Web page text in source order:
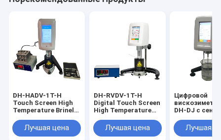
DH-HADV-1T-H
Touch Screen High
Temperature Brinell
Microcomputer
Touch Screen
Лучшая цена
DH-RVDV-1T-H
Digital Touch Screen
High Temperature
High Precision
Rotating
Лучшая цена
Цифровой
вискозиметр
DH-DJ с
современный
ротационный
Лучшая